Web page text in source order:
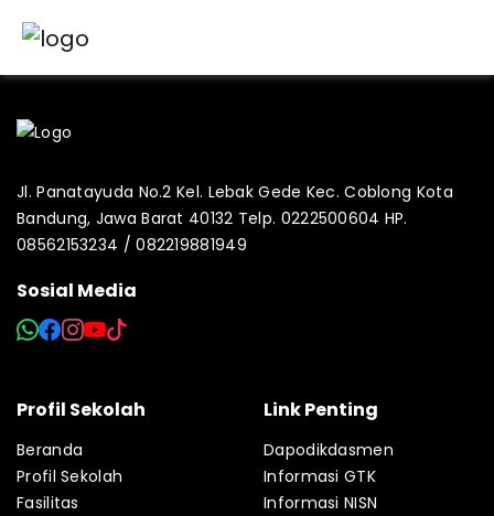
Jl. Panatayuda No.2 Kel. Lebak Gede Kec. Coblong Kota
Bandung, Jawa Barat 40132 Telp. 0222500604 HP.
08562153234 / 082219881949
Sosial Media
Profil Sekolah
Beranda
Profil Sekolah
Fasilitas
Link Penting
Dapodikdasmen
Informasi GTK
Informasi NISN